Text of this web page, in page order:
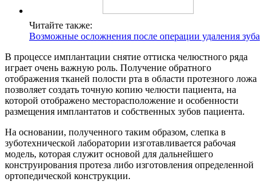
Читайте также:
Возможные осложнения после операции удаления зуба
В процессе имплантации снятие оттиска челюстного ряда
играет очень важную роль. Получение обратного
отображения тканей полости рта в области протезного ложа
позволяет создать точную копию челюсти пациента, на
которой отображено месторасположение и особенности
размещения имплантатов и собственных зубов пациента.
На основании, полученного таким образом, слепка в
зуботехнической лаборатории изготавливается рабочая
модель, которая служит основой для дальнейшего
конструирования протеза либо изготовления определенной
ортопедической конструкции.